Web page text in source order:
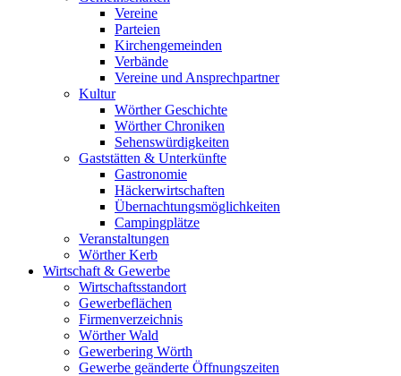
Vereine
Parteien
Kirchengemeinden
Verbände
Vereine und Ansprechpartner
Kultur
Wörther Geschichte
Wörther Chroniken
Sehenswürdigkeiten
Gaststätten & Unterkünfte
Gastronomie
Häckerwirtschaften
Übernachtungsmöglichkeiten
Campingplätze
Veranstaltungen
Wörther Kerb
Wirtschaft & Gewerbe
Wirtschaftsstandort
Gewerbeflächen
Firmenverzeichnis
Wörther Wald
Gewerbering Wörth
Gewerbe geänderte Öffnungszeiten